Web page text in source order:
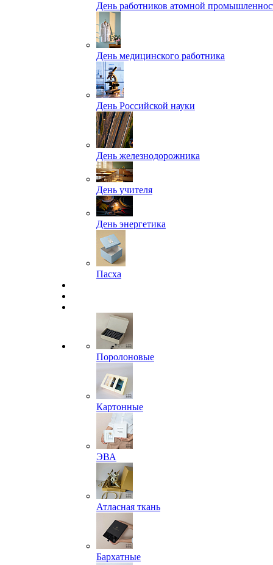
День работников атомной
День медицинского работника
День Российской науки
День железнодорожника
День учителя
День энергетика
Пасха
Поролоновые
Картонные
ЭВА
Атласная ткань
Бархатные